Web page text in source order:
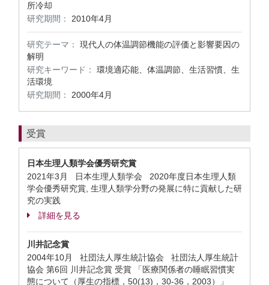
所冷却
研究期間：
2010年4月
研究テーマ：
現代人の体温調節機能の評価と影響要因の
解明
研究キーワード：
環境適応能、体温調節、生活習慣、生
活環境
研究期間：
2000年4月
受賞
日本生理人類学会優秀研究賞
2021年3月 日本生理人類学会 2020年度日本生理人類
学会優秀研究賞, 生理人類学分野の発展に特に貢献した研
究の実践
詳細を見る
川井記念賞
2004年10月 社団法人厚生統計協会 社団法人厚生統計
協会 第6回 川井記念賞 受賞 「医療関係者の睡眠習慣実
態について（厚生の指標，50(13)，30-36，2003）」